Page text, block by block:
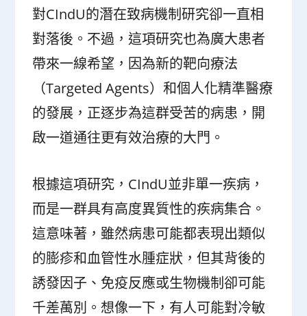
對CIndU的潛在致病機制研究卻一直相
對落後。不過，這項研究也為廣大患者
帶來一線希望，因為新的靶向療法
（Targeted Agents）和個人化精準醫療
的發展，正逐步為這群受苦的病患，開
啟一道通往更有效治療的大門。
根據這項研究，CIndU並非單一疾病，
而是一群具有高度異質性的疾病集合。
這意味著，雖然病患可能都表現出類似
的膨疹和血管性水腫症狀，但其背後的
誘發因子、免疫反應或生物機制卻可能
千差萬別。想像一下，有人可能對冷敏